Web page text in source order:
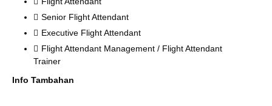
Senior Flight Attendant
Executive Flight Attendant
Flight Attendant Management / Flight Attendant
Trainer
Info Tambahan